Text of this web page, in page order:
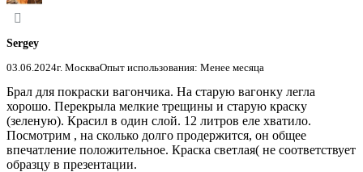
Sergey
03.06.2024г. МоскваОпыт использования: Менее месяца
Брал для покраски вагончика. На старую вагонку легла
хорошо. Перекрыла мелкие трещины и старую краску
(зеленую). Красил в один слой. 12 литров еле хватило.
Посмотрим , на сколько долго продержится, он общее
впечатление положительное. Краска светлая( не соответствует
образцу в презентации.